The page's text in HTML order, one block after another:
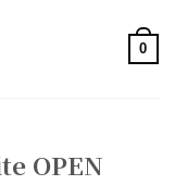
0
OPEN